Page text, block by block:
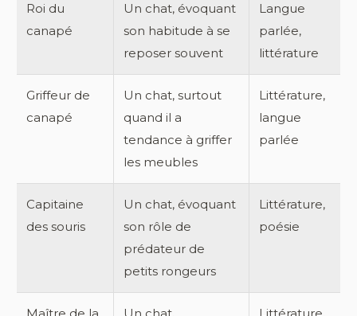
Roi du
canapé
Un chat, évoquant
son habitude à se
reposer souvent
Langue
parlée,
littérature
Griffeur de
canapé
Un chat, surtout
quand il a
tendance à griffer
les meubles
Littérature,
langue
parlée
Capitaine
des souris
Un chat, évoquant
son rôle de
prédateur de
petits rongeurs
Littérature,
poésie